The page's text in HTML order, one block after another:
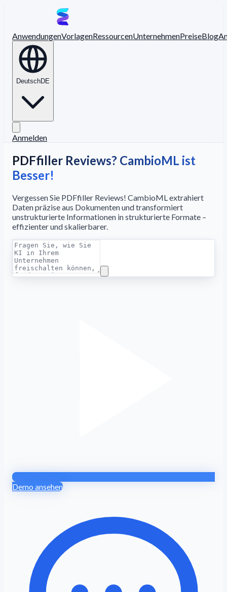
AnwendungenVorlagenRessourcenUnternehmenPreiseBlog
DeutschDE
Anmelden
PDFfiller Reviews? CambioML ist
Besser!
Vergessen Sie PDFfiller Reviews! CambioML extrahiert
Daten präzise aus Dokumenten und transformiert
unstrukturierte Informationen in strukturierte Formate –
effizienter und skalierbarer.
Demo ansehen